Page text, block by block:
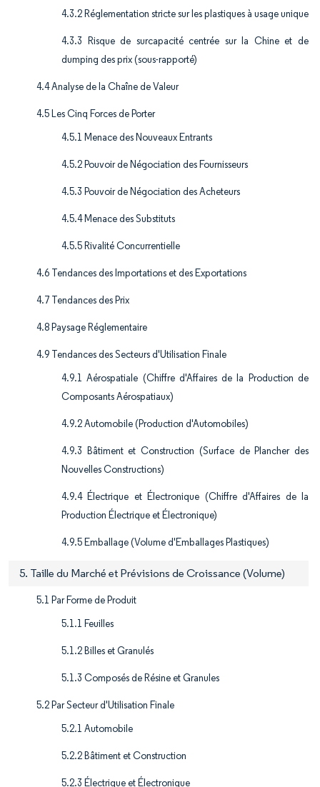
4.3.2 Réglementation stricte sur les plastiques à usage unique
4.3.3 Risque de surcapacité centrée sur la Chine et de
dumping des prix (sous-rapporté)
4.4 Analyse de la Chaîne de Valeur
4.5 Les Cinq Forces de Porter
4.5.1 Menace des Nouveaux Entrants
4.5.2 Pouvoir de Négociation des Fournisseurs
4.5.3 Pouvoir de Négociation des Acheteurs
4.5.4 Menace des Substituts
4.5.5 Rivalité Concurrentielle
4.6 Tendances des Importations et des Exportations
4.7 Tendances des Prix
4.8 Paysage Réglementaire
4.9 Tendances des Secteurs d'Utilisation Finale
4.9.1 Aérospatiale (Chiffre d'Affaires de la Production de
Composants Aérospatiaux)
4.9.2 Automobile (Production d'Automobiles)
4.9.3 Bâtiment et Construction (Surface de Plancher des
Nouvelles Constructions)
4.9.4 Électrique et Électronique (Chiffre d'Affaires de la
Production Électrique et Électronique)
4.9.5 Emballage (Volume d'Emballages Plastiques)
5. Taille du Marché et Prévisions de Croissance (Volume)
5.1 Par Forme de Produit
5.1.1 Feuilles
5.1.2 Billes et Granulés
5.1.3 Composés de Résine et Granules
5.2 Par Secteur d'Utilisation Finale
5.2.1 Automobile
5.2.2 Bâtiment et Construction
5.2.3 Électrique et Électronique